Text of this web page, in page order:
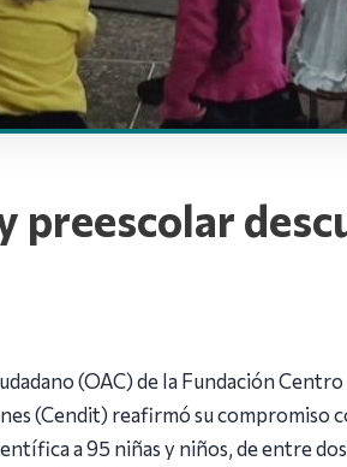
preescolar
(OAC) de la Fundación Centro
(Cendit) reafirmó su compromiso
a 95 niñas y niños, de entre